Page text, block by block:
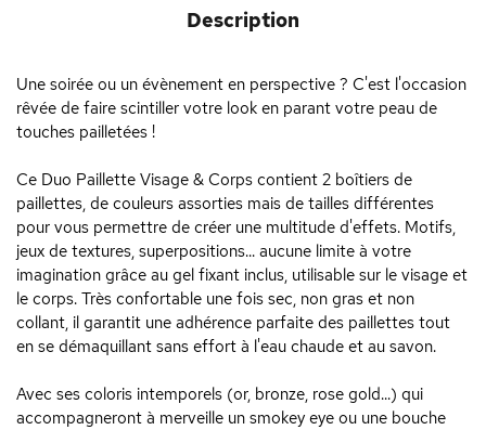
Description
Une soirée ou un évènement en perspective ? C'est l'occasion
rêvée de faire scintiller votre look en parant votre peau de
touches pailletées !
Ce Duo Paillette Visage & Corps contient 2 boîtiers de
paillettes, de couleurs assorties mais de tailles différentes
pour vous permettre de créer une multitude d'effets. Motifs,
jeux de textures, superpositions... aucune limite à votre
imagination grâce au gel fixant inclus, utilisable sur le visage et
le corps. Très confortable une fois sec, non gras et non
collant, il garantit une adhérence parfaite des paillettes tout
en se démaquillant sans effort à l'eau chaude et au savon.
Avec ses coloris intemporels (or, bronze, rose gold...) qui
accompagneront à merveille un smokey eye ou une bouche